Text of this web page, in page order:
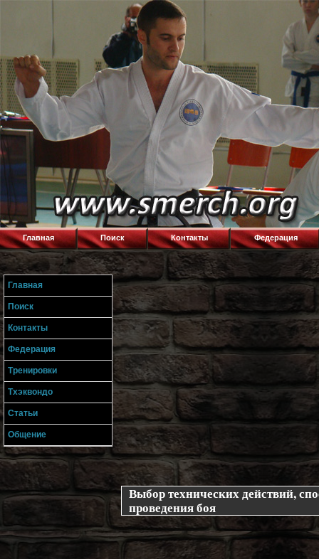
Главная Поиск Контакты Федерация
Выбор технических действий,
проведения боя
Главная
Поиск
Контакты
Федерация
Тренировки
Тхэквондо
Статьи
Общение